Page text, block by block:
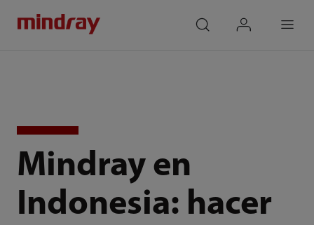
Mindray en
Indonesia: hacer